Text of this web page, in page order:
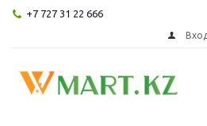
+7 727 31 22 666